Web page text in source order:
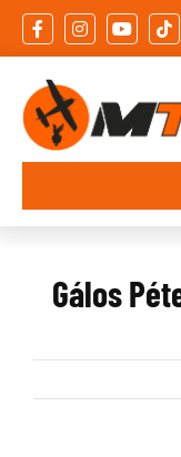
Skip
content
Gálos